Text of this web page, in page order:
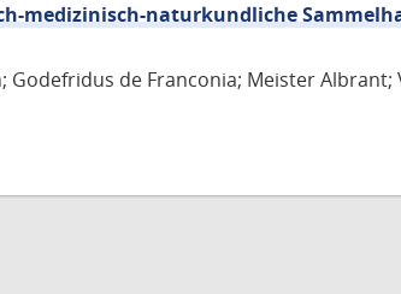
medizinisch-naturkundliche
Godefridus de Franconia; Meister